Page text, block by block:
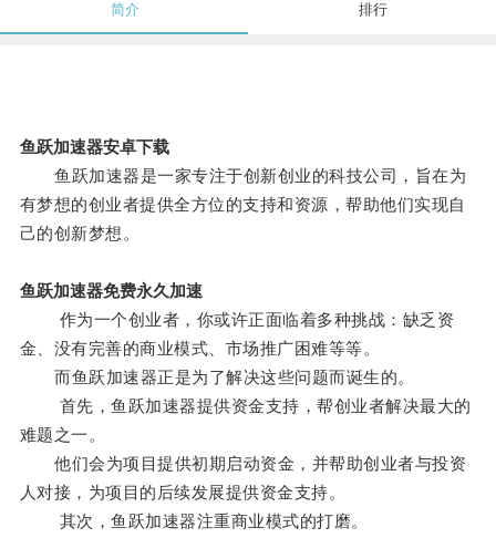
简介 排行
鱼跃加速器安卓下载
鱼跃加速器是一家专注于创新创业的科技公司，旨在为
有梦想的创业者提供全方位的支持和资源，帮助他们实现自
己的创新梦想。
鱼跃加速器免费永久加速
作为一个创业者，你或许正面临着多种挑战：缺乏资
金、没有完善的商业模式、市场推广困难等等。
而鱼跃加速器正是为了解决这些问题而诞生的。
首先，鱼跃加速器提供资金支持，帮创业者解决最大的
难题之一。
他们会为项目提供初期启动资金，并帮助创业者与投资
人对接，为项目的后续发展提供资金支持。
其次，鱼跃加速器注重商业模式的打磨。